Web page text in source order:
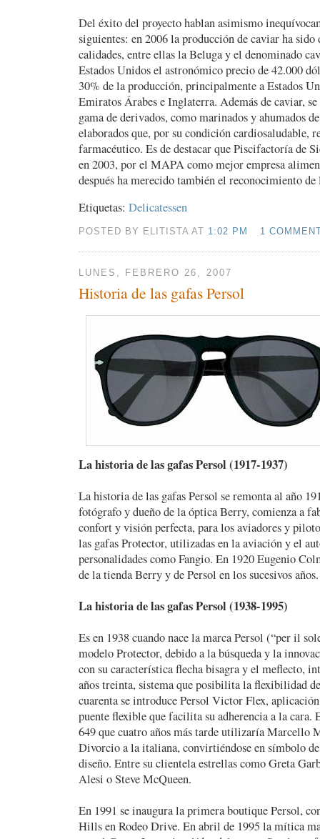
Del éxito del proyecto hablan asimismo
siguientes: en 2006 la producción de caviar ha sido
calidades, entre ellas la Beluga y el denominado
Estados Unidos el astronómico precio de 42.000
30% de la producción, principalmente a Estados
Emiratos Árabes e Inglaterra. Además de caviar,
gama de derivados, como marinados y ahumados
elaborados que, por su condición cardiosaludable,
farmacéutico. Es de destacar que Piscifactoría de
en 2003, por el MAPA como mejor empresa
después ha merecido también el reconocimiento
Etiquetas: Delicatessen
POSTED BY ELITISTA AT 1:02 PM 1
LUNES, FEBRERO 26, 2007
Historia de las gafas Persol
La historia de las gafas Persol (1917-1937)
La historia de las gafas Persol se remonta al año
fotógrafo y dueño de la óptica Berry, comienza a
confort y visión perfecta, para los aviadores y
las gafas Protector, utilizadas en la aviación y el
personalidades como Fangio. En 1920 Eugenio
de la tienda Berry y de Persol en los sucesivos años.
La historia de las gafas Persol (1938-1995)
Es en 1938 cuando nace la marca Persol (“per il
modelo Protector, debido a la búsqueda y la
con su característica flecha bisagra y el meflecto,
años treinta, sistema que posibilita la flexibilidad
cuarenta se introduce Persol Victor Flex,
puente flexible que facilita su adherencia a la cara.
649 que cuatro años más tarde utilizaría Marcello
Divorcio a la italiana, convirtiéndose en símbolo
diseño. Entre su clientela estrellas como Greta
Alesi o Steve McQueen.
En 1991 se inaugura la primera boutique Persol,
Hills en Rodeo Drive. En abril de 1995 la mítica